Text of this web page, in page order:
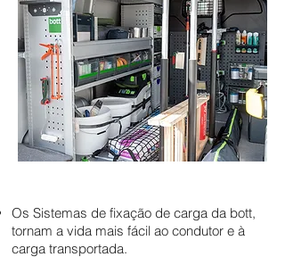
Os Sistemas de fixação de carga da bott,
tornam a vida mais fácil ao condutor e à
carga transportada.